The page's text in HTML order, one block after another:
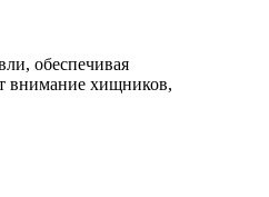
обеспечивая
внимание хищников,